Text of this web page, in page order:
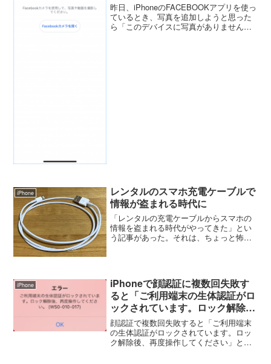
昨日、iPhoneのFACEBOOKアプリを使っ
ているとき、写真を追加しようと思った
ら「このデバイスに写真がありません」
iPhone
レンタルのスマホ充電ケーブルで
情報が盗まれる時代に
「レンタルの充電ケーブルからスマホの
情報を盗まれる時代がやってきた」とい
う記事があった。それは、ちょっと怖い
うことらしい。私が...
iPhone
iPhoneで顔認証に複数回失敗す
ると「ご利用端末の生体認証がロ
ックされています。ロック解除
後、再度操作してください」と表
示された
顔認証で複数回失敗すると「ご利用端末
の生体認証がロックされています。ロッ
ク解除後、再度操作してください」と表